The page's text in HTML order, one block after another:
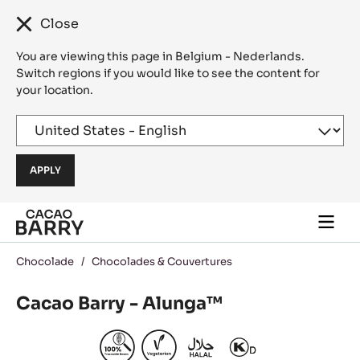
Close
You are viewing this page in Belgium - Nederlands.
Switch regions if you would like to see the content for
your location.
Skip to main content
main
Chocolade / Chocolades & Couvertures
Cacao Barry - Alunga™